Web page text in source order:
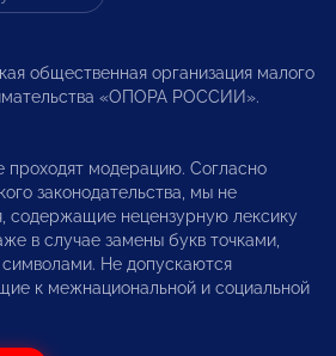
общественная организация малого
«ОПОРА РОССИИ».
проходят модерацию. Согласно
законодательства, мы не
содержащие нецензурную лексику
в случае замены букв точками,
Не допускаются
к межнациональной и социальной